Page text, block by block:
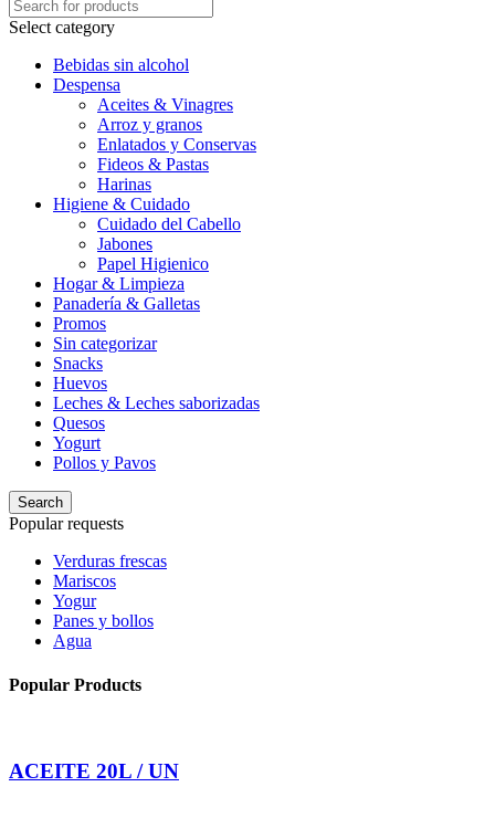
Select category
Bebidas sin alcohol
Despensa
Aceites & Vinagres
Arroz y granos
Enlatados y Conservas
Fideos & Pastas
Harinas
Higiene & Cuidado
Cuidado del Cabello
Jabones
Papel Higienico
Hogar & Limpieza
Panadería & Galletas
Promos
Sin categorizar
Snacks
Huevos
Leches & Leches saborizadas
Quesos
Yogurt
Pollos y Pavos
Search
Popular requests
Verduras frescas
Mariscos
Yogur
Panes y bollos
Agua
Popular Products
ACEITE 20L / UN